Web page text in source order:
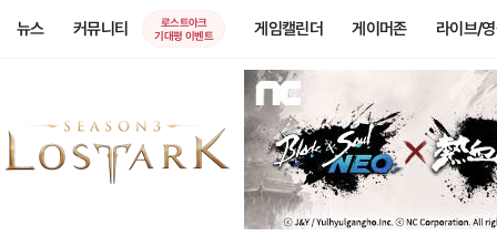
뉴스 커뮤니티
로스트아크
기대평 이벤트
게임캘린더 게이머존 라이브/